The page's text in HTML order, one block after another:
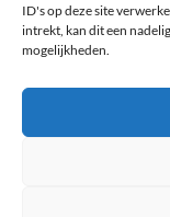
ID's op deze site
intrekt, kan dit een
mogelijkheden.